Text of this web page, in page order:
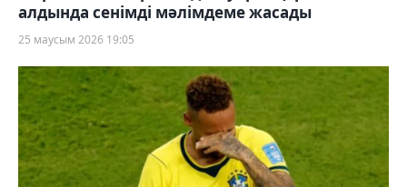
алдында сенімді мәлімдеме жасады
25 маусым 2026 19:05